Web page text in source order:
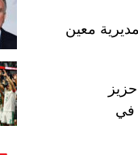
الفرقة سابقا، بمديرية معين
في